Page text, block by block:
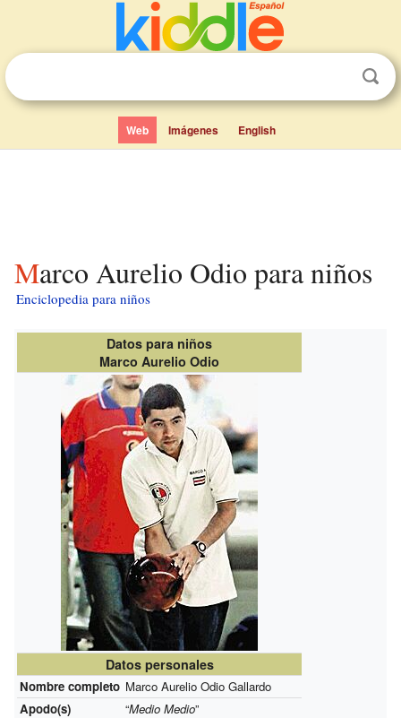
Web Imágenes English
Marco Aurelio Odio para niños
Enciclopedia para niños
Datos para niños
Marco Aurelio Odio
Datos personales
Nombre completo Marco Aurelio Odio Gallardo
Apodo(s)
“Medio Medio”